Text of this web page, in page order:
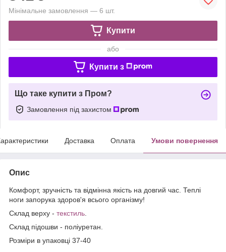
Мінімальне замовлення — 6 шт.
Купити
або
Купити з
Що таке купити з Пром?
Замовлення під захистом
Доставка Оплата Умови повернення
Опис
Комфорт, зручність та відмінна якість на довгий час. Теплі
ноги запорука здоров'я всього організму!
Склад верху - текстиль
Склад підошви - поліуретан.
Розміри в упаковці 37-40